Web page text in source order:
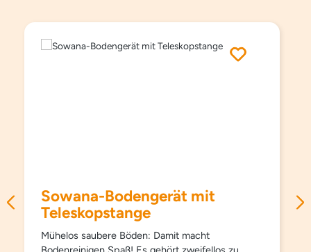
Sowana-Bodengerät mit
Teleskopstange
Mühelos saubere Böden: Damit macht